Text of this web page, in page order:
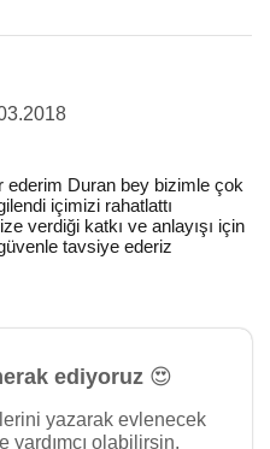
ederim Duran bey bizimle çok
içimizi rahatlattı
verdiği katkı ve anlayışı için
tavsiye ederiz
ediyoruz 😍
yazarak evlenecek
yardımcı olabilirsin.